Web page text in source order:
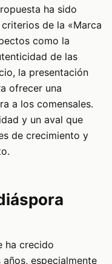
ha sido
de la «Marca
como la
de las
la presentación
ofrecer una
a los comensales.
y un aval que
de crecimiento y
ha crecido
especialmente